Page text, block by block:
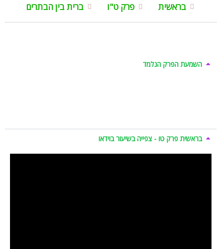
בראשית פרק ט"ו ברית בין הבתרים
השמעת הפרק הנלמד
בראשית פרק טו - צפייה בשיעור בוידאו